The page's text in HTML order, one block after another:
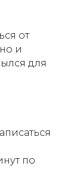
от
и
для
по